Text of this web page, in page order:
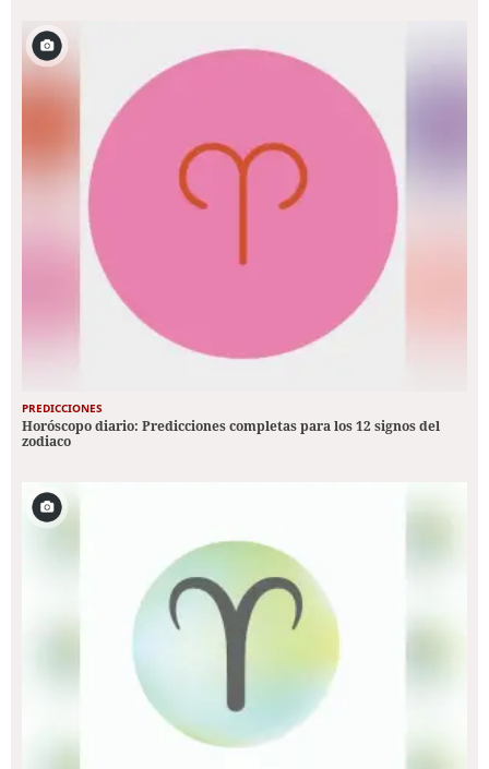
PREDICCIONES
Horóscopo diario: Predicciones completas para los 12 signos del
zodiaco